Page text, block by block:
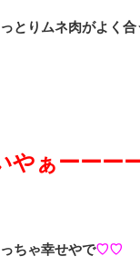
とりムネ肉がよく合
やぁーーー
ちゃ幸せやで♡♡